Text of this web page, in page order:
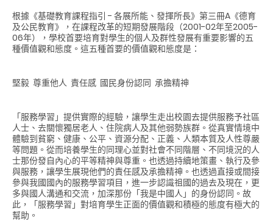
根據《基礎教育課程指引 - 各展所能、發揮所長》第三冊A《德育
及公民教育》，在課程改革的短期發展階段（2001-02年至2005-
06年），學校首要培育對學生的個人及群性發展有重要影響的五
種價值觀和態度。這五種首要的價值觀和態度是：
堅毅 尊重他人 責任感 國民身份認同 承擔精神
「服務學習」提供實際的經驗，讓學生走出校園去提供服務予社區
人士、去關懷獨居老人、住院病人及其他弱勢族群。從真實情境中
體驗到貧窮、健康、公平、資源分配、正義、人類本質及人性尊嚴
等問題。從而培養學生的同理心並對社會不同階層、不同境況的人
士那份發自內心的平等精神與尊重。也透過持續地策畫、執行及參
與服務，讓學生展現他們的責任感及承擔精神。也透過直接或間接
參與我國國內的服務學習項目，進一步認識祖國的過去及現在，更
多與國人溝通和交流，加深那份「我是中國人」的身份認同。故
此，「服務學習」對培育學生正面的價值觀和積極的態度有極大的
幫助。